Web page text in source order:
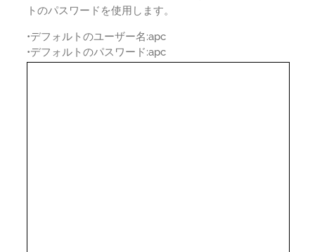
トのパスワードを使用します。
•デフォルトのユーザー名:apc
•デフォルトのパスワード:apc